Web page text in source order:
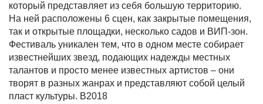
который представляет из себя большую территорию.
На ней расположены 6 сцен, как закрытые помещения,
так и открытые площадки, несколько садов и ВИП-зон.
Фестиваль уникален тем, что в одном месте собирает
известнейших звезд, подающих надежды местных
талантов и просто менее известных артистов – они
творят в разных жанрах и представляют собой целый
пласт культуры. В2018